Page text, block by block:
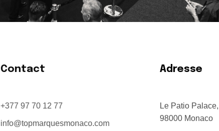
Contact
+377 97 70 12 77
info@topmarquesmonaco.com
Adresse
Le Patio
98000 Monaco